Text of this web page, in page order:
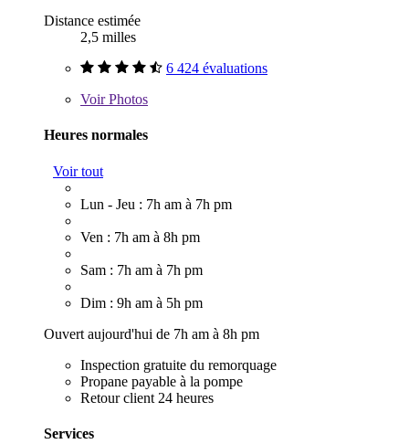
Distance estimée
2,5 milles
6 424 évaluations
VoirPhotos
Heures normales
Voir tout
Lun - Jeu : 7h am à 7h pm
Ven : 7h am à 8h pm
Sam : 7h am à 7h pm
Dim : 9h am à 5h pm
Ouvert aujourd'hui de 7h am à 8h pm
Inspection gratuite du remorquage
Propane payable à la pompe
Retour client 24 heures
Services